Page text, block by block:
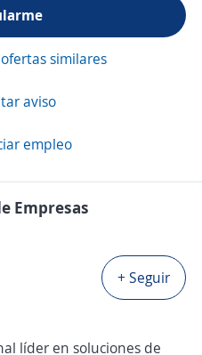
similares
aviso
empleo
Empresas
+ Seguir
líder en soluciones de